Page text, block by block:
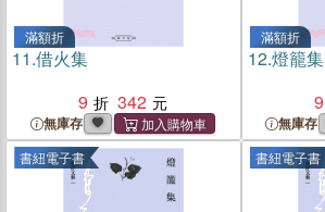
滿額折
11.借火集
9
342
無庫存
滿額折
12.燈籠集
9
無庫存
書紐電子書 書紐電子書